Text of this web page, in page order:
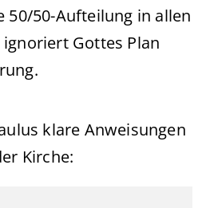
50/50-Aufteilung in allen
Gottes Plan
klare Anweisungen
Kirche: